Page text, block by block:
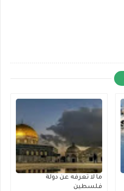
ما لا تعرفه عن دولة
فلسطين